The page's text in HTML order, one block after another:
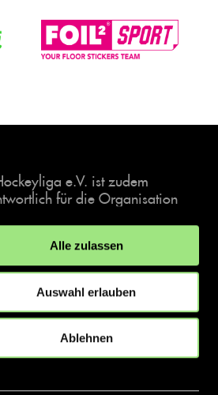
Alle zulassen
Auswahl erlauben
Ablehnen
e.V. ist zudem
für die Organisation
der deutschen Hockey-
© 2026 hockey.de